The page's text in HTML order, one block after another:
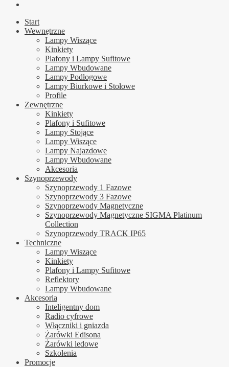
Start
Wewnętrzne
Lampy Wiszące
Kinkiety
Plafony i Lampy Sufitowe
Lampy Wbudowane
Lampy Podłogowe
Lampy Biurkowe i Stołowe
Profile
Zewnętrzne
Kinkiety
Plafony i Sufitowe
Lampy Stojące
Lampy Wiszące
Lampy Najazdowe
Lampy Wbudowane
Akcesoria
Szynoprzewody
Szynoprzewody 1 Fazowe
Szynoprzewody 3 Fazowe
Szynoprzewody Magnetyczne
Szynoprzewody Magnetyczne SIGMA Platinum
Collection
Szynoprzewody TRACK IP65
Techniczne
Lampy Wiszące
Kinkiety
Plafony i Lampy Sufitowe
Reflektory
Lampy Wbudowane
Akcesoria
Inteligentny dom
Radio cyfrowe
Włączniki i gniazda
Żarówki Edisona
Żarówki ledowe
Szkolenia
Promocje